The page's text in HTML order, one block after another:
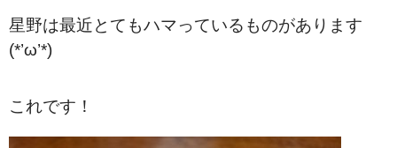
星野は最近とてもハマっているものがあります
(*’ω’*)
これです！